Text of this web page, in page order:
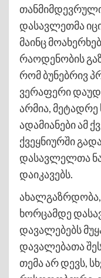
დასავლეთმა
მაინც
რაოდენობის
რომ ბუნებრივ
ვერაფერი
არმია,
ადამიანები ამ
ქვეყნიურში
დასავლელთა
დაიკავებს.
ხორცამდე
დავალებებს
დავალებათა
თემა არ დევს,